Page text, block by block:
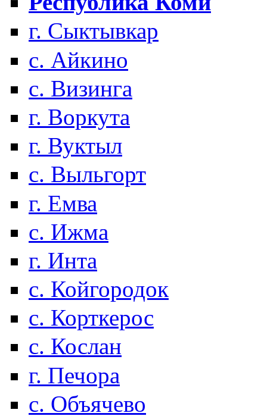
г. Сыктывкар
с. Айкино
с. Визинга
г. Воркута
г. Вуктыл
с. Выльгорт
г. Емва
с. Ижма
г. Инта
с. Койгородок
с. Корткерос
с. Кослан
г. Печора
с. Объячево